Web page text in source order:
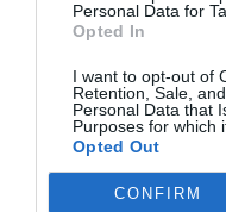
Personal Data for
Opted In
I want to opt-out of
Retention, Sale,
Personal Data that
Purposes for which
Opted Out
CONFIRM